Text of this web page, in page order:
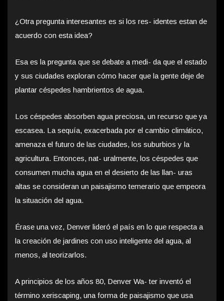
¿Otra pregunta interesantes es si los res- identes estan de
acuerdo con esta idea?
Esa es la pregunta que se debate a medi- da que el estado
y sus ciudades exploran cómo hacer que la gente deje de
plantar céspedes hambrientos de agua.
Los céspedes absorben agua preciosa, un recurso que ya
escasea. La sequía, exacerbada por el cambio climático,
amenaza el futuro de las ciudades, los suburbios y la
agricultura. Entonces, nat- uralmente, los céspedes que
consumen mucha agua en el desierto de las llan- uras
altas se consideran un paisajismo temerario que empeora
la situación del agua.
Érase una vez, Denver lideró el país en lo que respecta a
la creación de jardines con uso inteligente del agua, al
menos, al teorizarlos.
A principios de los años 80, Denver Wa- ter inventó el
término xeriscaping, una forma de paisajismo que usa